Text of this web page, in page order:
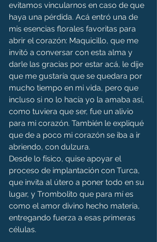
evitamos vincularnos en caso de que
haya una pérdida. Acá entró una de
mis esencias florales favoritas para
abrir el corazón: Maquicillo, que me
invitó a conversar con esta alma y
darle las gracias por estar acá, le dije
que me gustaría que se quedara por
mucho tiempo en mi vida, pero que
incluso si no lo hacía yo la amaba así,
como tuviera que ser, fue un alivio
para mi corazón. También le expliqué
que de a poco mi corazón se iba a ir
abriendo, con dulzura.
Desde lo físico, quise apoyar el
proceso de implantación con Turca,
que invita al útero a poner todo en su
lugar, y Trombolito que para mí es
como el amor divino hecho materia,
entregando fuerza a esas primeras
células.